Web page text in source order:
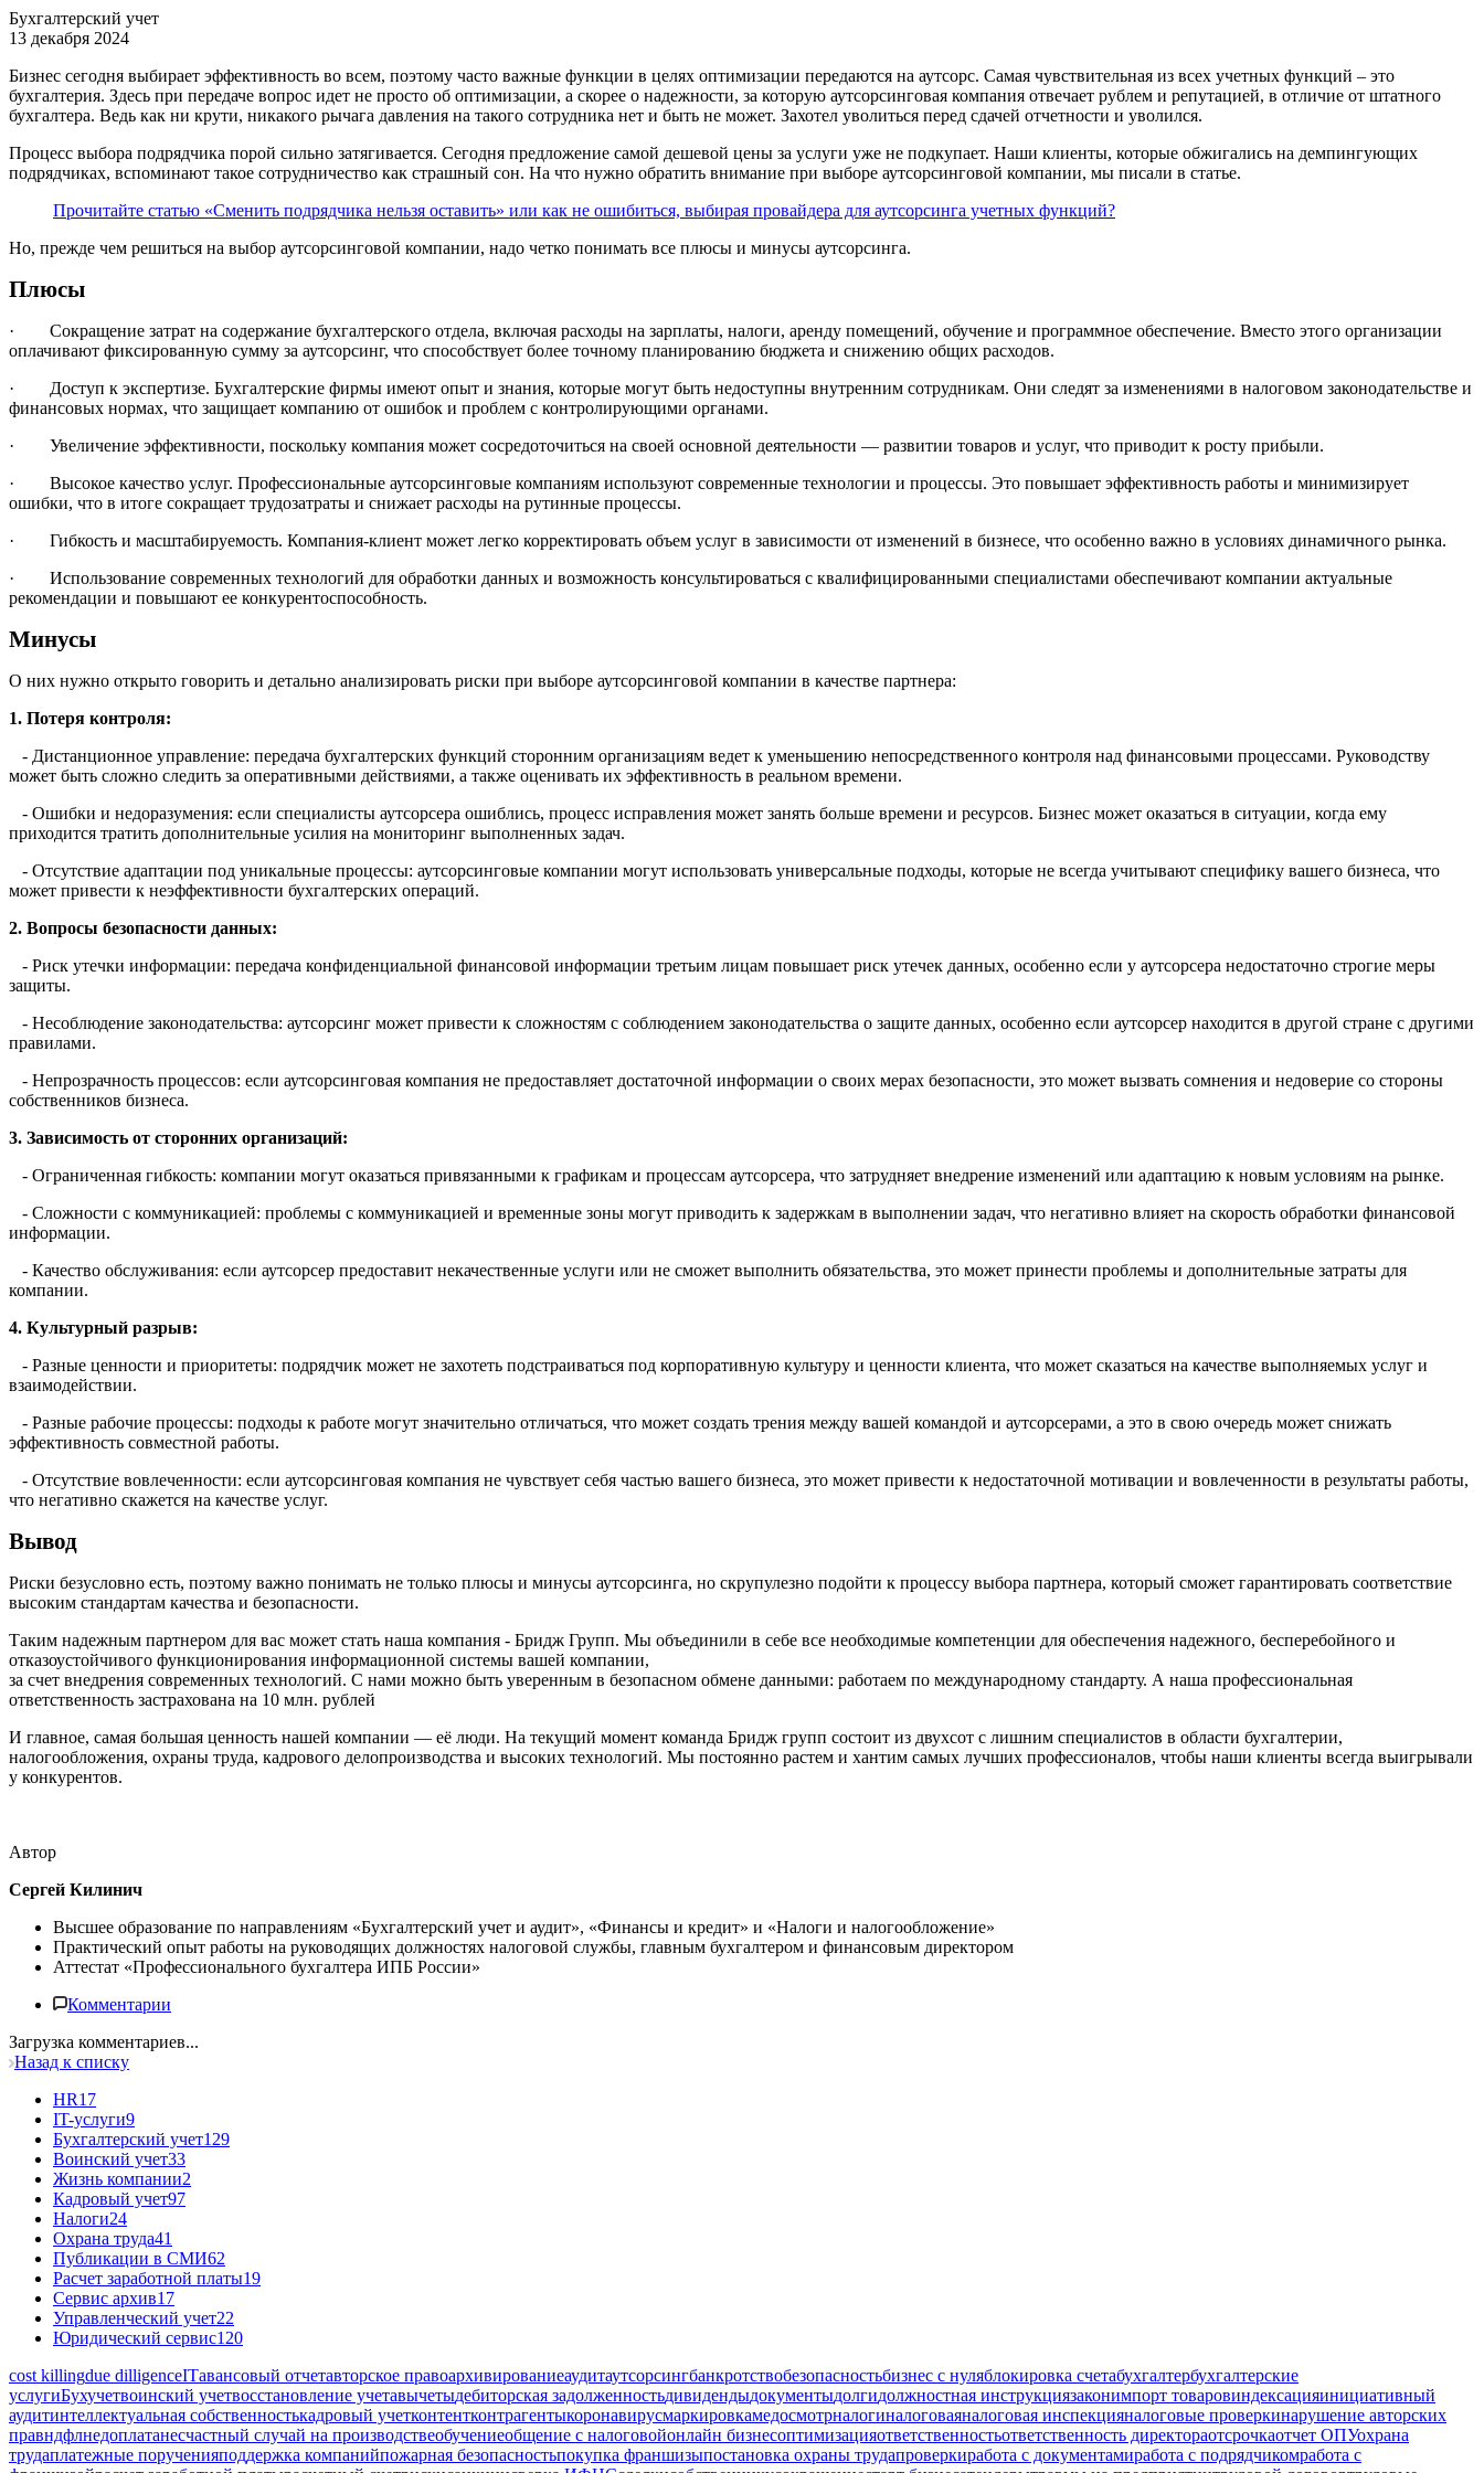
Бухгалтерский учет
13 декабря 2024
Бизнес сегодня выбирает эффективность во всем, поэтому часто важные функции в целях оптимизации передаются на аутсорс. Самая чувствительная из всех учетных функций – это
бухгалтерия. Здесь при передаче вопрос идет не просто об оптимизации, а скорее о надежности, за которую аутсорсинговая компания отвечает рублем и репутацией, в отличие от штатного
бухгалтера. Ведь как ни крути, никакого рычага давления на такого сотрудника нет и быть не может. Захотел уволиться перед сдачей отчетности и уволился.
Процесс выбора подрядчика порой сильно затягивается. Сегодня предложение самой дешевой цены за услуги уже не подкупает. Наши клиенты, которые обжигались на демпингующих
подрядчиках, вспоминают такое сотрудничество как страшный сон. На что нужно обратить внимание при выборе аутсорсинговой компании, мы писали в статье.
Прочитайте статью «Сменить подрядчика нельзя оставить» или как не ошибиться, выбирая провайдера для аутсорсинга учетных функций?
Но, прежде чем решиться на выбор аутсорсинговой компании, надо четко понимать все плюсы и минусы аутсорсинга.
Плюсы
· Сокращение затрат на содержание бухгалтерского отдела, включая расходы на зарплаты, налоги, аренду помещений, обучение и программное обеспечение. Вместо этого организации
оплачивают фиксированную сумму за аутсорсинг, что способствует более точному планированию бюджета и снижению общих расходов.
· Доступ к экспертизе. Бухгалтерские фирмы имеют опыт и знания, которые могут быть недоступны внутренним сотрудникам. Они следят за изменениями в налоговом законодательстве и
финансовых нормах, что защищает компанию от ошибок и проблем с контролирующими органами.
· Увеличение эффективности, поскольку компания может сосредоточиться на своей основной деятельности — развитии товаров и услуг, что приводит к росту прибыли.
· Высокое качество услуг. Профессиональные аутсорсинговые компаниям используют современные технологии и процессы. Это повышает эффективность работы и минимизирует
ошибки, что в итоге сокращает трудозатраты и снижает расходы на рутинные процессы.
· Гибкость и масштабируемость. Компания-клиент может легко корректировать объем услуг в зависимости от изменений в бизнесе, что особенно важно в условиях динамичного рынка.
· Использование современных технологий для обработки данных и возможность консультироваться с квалифицированными специалистами обеспечивают компании актуальные
рекомендации и повышают ее конкурентоспособность.
Минусы
О них нужно открыто говорить и детально анализировать риски при выборе аутсорсинговой компании в качестве партнера:
1. Потеря контроля:
- Дистанционное управление: передача бухгалтерских функций сторонним организациям ведет к уменьшению непосредственного контроля над финансовыми процессами. Руководству
может быть сложно следить за оперативными действиями, а также оценивать их эффективность в реальном времени.
- Ошибки и недоразумения: если специалисты аутсорсера ошиблись, процесс исправления может занять больше времени и ресурсов. Бизнес может оказаться в ситуации, когда ему
приходится тратить дополнительные усилия на мониторинг выполненных задач.
- Отсутствие адаптации под уникальные процессы: аутсорсинговые компании могут использовать универсальные подходы, которые не всегда учитывают специфику вашего бизнеса, что
может привести к неэффективности бухгалтерских операций.
2. Вопросы безопасности данных:
- Риск утечки информации: передача конфиденциальной финансовой информации третьим лицам повышает риск утечек данных, особенно если у аутсорсера недостаточно строгие меры
защиты.
- Несоблюдение законодательства: аутсорсинг может привести к сложностям с соблюдением законодательства о защите данных, особенно если аутсорсер находится в другой стране с другими
правилами.
- Непрозрачность процессов: если аутсорсинговая компания не предоставляет достаточной информации о своих мерах безопасности, это может вызвать сомнения и недоверие со стороны
собственников бизнеса.
3. Зависимость от сторонних организаций:
- Ограниченная гибкость: компании могут оказаться привязанными к графикам и процессам аутсорсера, что затрудняет внедрение изменений или адаптацию к новым условиям на рынке.
- Сложности с коммуникацией: проблемы с коммуникацией и временные зоны могут приводить к задержкам в выполнении задач, что негативно влияет на скорость обработки финансовой
информации.
- Качество обслуживания: если аутсорсер предоставит некачественные услуги или не сможет выполнить обязательства, это может принести проблемы и дополнительные затраты для
компании.
4. Культурный разрыв:
- Разные ценности и приоритеты: подрядчик может не захотеть подстраиваться под корпоративную культуру и ценности клиента, что может сказаться на качестве выполняемых услуг и
взаимодействии.
- Разные рабочие процессы: подходы к работе могут значительно отличаться, что может создать трения между вашей командой и аутсорсерами, а это в свою очередь может снижать
эффективность совместной работы.
- Отсутствие вовлеченности: если аутсорсинговая компания не чувствует себя частью вашего бизнеса, это может привести к недостаточной мотивации и вовлеченности в результаты работы,
что негативно скажется на качестве услуг.
Вывод
Риски безусловно есть, поэтому важно понимать не только плюсы и минусы аутсорсинга, но скрупулезно подойти к процессу выбора партнера, который сможет гарантировать соответствие
высоким стандартам качества и безопасности.
Таким надежным партнером для вас может стать наша компания - Бридж Групп. Мы объединили в себе все необходимые компетенции для обеспечения надежного, бесперебойного и
отказоустойчивого функционирования информационной системы вашей компании,
за счет внедрения современных технологий. С нами можно быть уверенным в безопасном обмене данными: работаем по международному стандарту. А наша профессиональная
ответственность застрахована на 10 млн. рублей
И главное, самая большая ценность нашей компании — её люди. На текущий момент команда Бридж групп состоит из двухсот с лишним специалистов в области бухгалтерии,
налогообложения, охраны труда, кадрового делопроизводства и высоких технологий. Мы постоянно растем и хантим самых лучших профессионалов, чтобы наши клиенты всегда выигрывали
у конкурентов.
Автор
Сергей Килинич
Высшее образование по направлениям «Бухгалтерский учет и аудит», «Финансы и кредит» и «Налоги и налогообложение»
Практический опыт работы на руководящих должностях налоговой службы, главным бухгалтером и финансовым директором
Аттестат «Профессионального бухгалтера ИПБ России»
Комментарии
Загрузка комментариев...
Назад к списку
HR17
IT-услуги9
Бухгалтерский учет129
Воинский учет33
Жизнь компании2
Кадровый учет97
Налоги24
Охрана труда41
Публикации в СМИ62
Расчет заработной платы19
Сервис архив17
Управленческий учет22
Юридический сервис120
cost killingdue dilligenceITавансовый отчетавторское правоархивированиеаудитаутсорсингбанкротствобезопасностьбизнес с нуляблокировка счетабухгалтербухгалтерские
услугиБухучетвоинский учетвосстановление учетавычетыдебиторская задолженностьдивидендыдокументыдолгидолжностная инструкциязаконимпорт товаровиндексацияинициативный
аудитинтеллектуальная собственностькадровый учетконтентконтрагентыкоронавирусмаркировкамедосмотрналогиналоговаяналоговая инспекцияналоговые проверкинарушение авторских
правндфлнедоплатанесчастный случай на производствеобучениеобщение с налоговойонлайн бизнесоптимизацияответственностьответственность директораотсрочкаотчет ОПУохрана
трудаплатежные порученияподдержка компанийпожарная безопасностьпокупка франшизыпостановка охраны трудапроверкиработа с документамиработа с подрядчикомработа с